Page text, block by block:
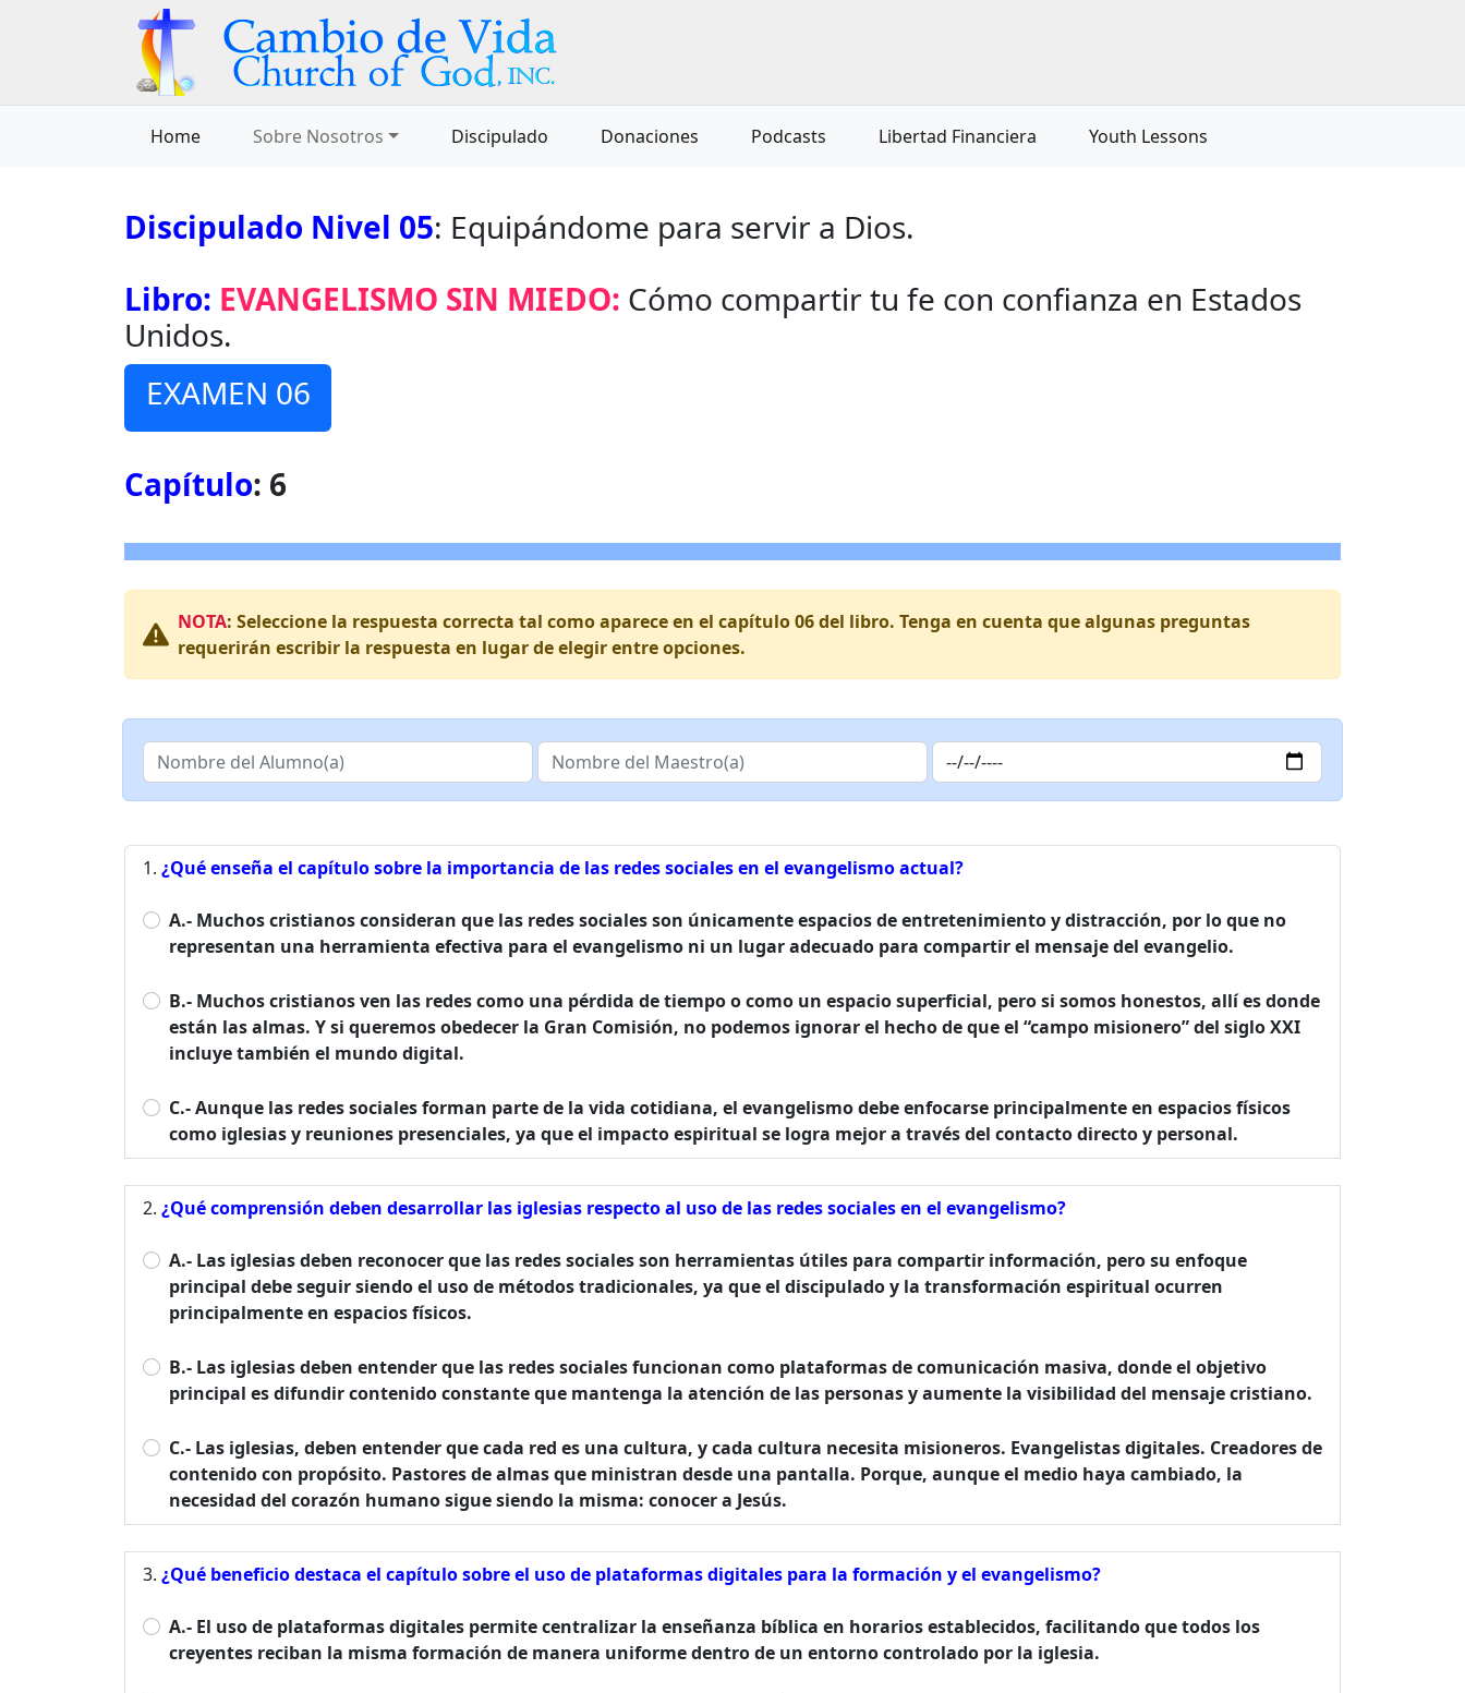
Home Sobre Nosotros Discipulado Donaciones Podcasts Libertad Financiera Youth Lessons
Discipulado Nivel 05: Equipándome para servir a Dios.
Libro: EVANGELISMO SIN MIEDO: Cómo compartir tu fe con confianza en Estados
Unidos.
EXAMEN 06
Capítulo: 6
NOTA: Seleccione la respuesta correcta tal como aparece en el capítulo 06 del libro. Tenga en cuenta que algunas preguntas
requerirán escribir la respuesta en lugar de elegir entre opciones.
¿Qué enseña el capítulo sobre la importancia de las redes sociales en el evangelismo actual?
A.- Muchos cristianos consideran que las redes sociales son únicamente espacios de entretenimiento y distracción, por lo que no
representan una herramienta efectiva para el evangelismo ni un lugar adecuado para compartir el mensaje del evangelio.
B.- Muchos cristianos ven las redes como una pérdida de tiempo o como un espacio superficial, pero si somos honestos, allí es donde
están las almas. Y si queremos obedecer la Gran Comisión, no podemos ignorar el hecho de que el “campo misionero” del siglo XXI
incluye también el mundo digital.
C.- Aunque las redes sociales forman parte de la vida cotidiana, el evangelismo debe enfocarse principalmente en espacios físicos
como iglesias y reuniones presenciales, ya que el impacto espiritual se logra mejor a través del contacto directo y personal.
¿Qué comprensión deben desarrollar las iglesias respecto al uso de las redes sociales en el evangelismo?
A.- Las iglesias deben reconocer que las redes sociales son herramientas útiles para compartir información, pero su enfoque
principal debe seguir siendo el uso de métodos tradicionales, ya que el discipulado y la transformación espiritual ocurren
principalmente en espacios físicos.
B.- Las iglesias deben entender que las redes sociales funcionan como plataformas de comunicación masiva, donde el objetivo
principal es difundir contenido constante que mantenga la atención de las personas y aumente la visibilidad del mensaje cristiano.
C.- Las iglesias, deben entender que cada red es una cultura, y cada cultura necesita misioneros. Evangelistas digitales. Creadores de
contenido con propósito. Pastores de almas que ministran desde una pantalla. Porque, aunque el medio haya cambiado, la
necesidad del corazón humano sigue siendo la misma: conocer a Jesús.
¿Qué beneficio destaca el capítulo sobre el uso de plataformas digitales para la formación y el evangelismo?
A.- El uso de plataformas digitales permite centralizar la enseñanza bíblica en horarios establecidos, facilitando que todos los
creyentes reciban la misma formación de manera uniforme dentro de un entorno controlado por la iglesia.